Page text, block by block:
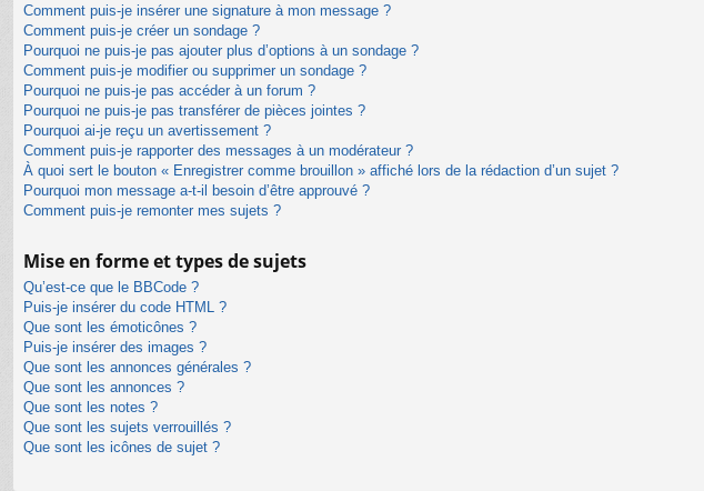
Comment puis-je insérer une signature à mon message ?
Comment puis-je créer un sondage ?
Pourquoi ne puis-je pas ajouter plus d’options à un sondage ?
Comment puis-je modifier ou supprimer un sondage ?
Pourquoi ne puis-je pas accéder à un forum ?
Pourquoi ne puis-je pas transférer de pièces jointes ?
Pourquoi ai-je reçu un avertissement ?
Comment puis-je rapporter des messages à un modérateur ?
À quoi sert le bouton « Enregistrer comme brouillon » affiché lors de la rédaction d’un sujet ?
Pourquoi mon message a-t-il besoin d’être approuvé ?
Comment puis-je remonter mes sujets ?
Mise en forme et types de sujets
Qu’est-ce que le BBCode ?
Puis-je insérer du code HTML ?
Que sont les émoticônes ?
Puis-je insérer des images ?
Que sont les annonces générales ?
Que sont les annonces ?
Que sont les notes ?
Que sont les sujets verrouillés ?
Que sont les icônes de sujet ?